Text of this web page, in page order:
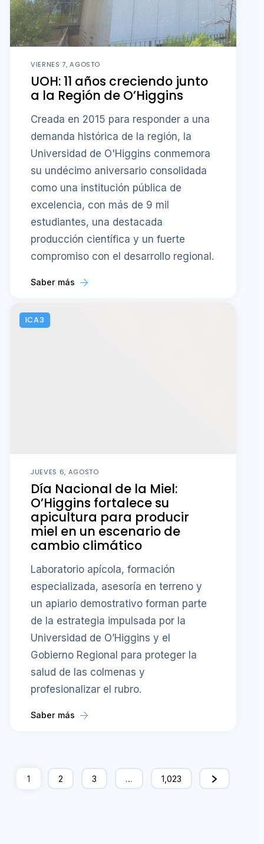
VIERNES 7, AGOSTO
UOH: 11 años creciendo junto
a la Región de O’Higgins
Creada en 2015 para responder a una
demanda histórica de la región, la
Universidad de O'Higgins conmemora
su undécimo aniversario consolidada
como una institución pública de
excelencia, con más de 9 mil
estudiantes, una destacada
producción científica y un fuerte
compromiso con el desarrollo regional.
Saber más
ICA3
JUEVES 6, AGOSTO
Día Nacional de la Miel:
O’Higgins fortalece su
apicultura para producir
miel en un escenario de
cambio climático
Laboratorio apícola, formación
especializada, asesoría en terreno y
un apiario demostrativo forman parte
de la estrategia impulsada por la
Universidad de O’Higgins y el
Gobierno Regional para proteger la
salud de las colmenas y
profesionalizar el rubro.
Saber más
1 2 3 … 1,023